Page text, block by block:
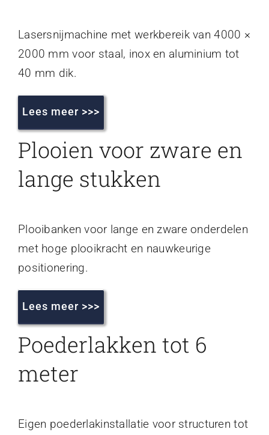
Lasersnijmachine met werkbereik van 4000 ×
2000 mm voor staal, inox en aluminium tot
40 mm dik.
Lees meer >>>
Plooien voor zware en
lange stukken
Plooibanken voor lange en zware onderdelen
met hoge plooikracht en nauwkeurige
positionering.
Lees meer >>>
Poederlakken tot 6
meter
Eigen poederlakinstallatie voor structuren tot